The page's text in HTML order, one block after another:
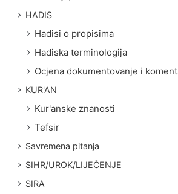
HADIS
Hadisi o propisima
Hadiska terminologija
Ocjena dokumentovanje i
KUR'AN
Kur'anske znanosti
Tefsir
Savremena pitanja
SIHR/UROK/LIJEČENJE
SIRA